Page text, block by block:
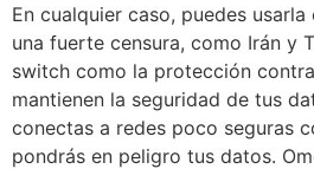
En cualquier caso, puedes
una fuerte censura, como Irán y
switch como la protección
mantienen la seguridad de tus
conectas a redes poco seguras
pondrás en peligro tus datos.